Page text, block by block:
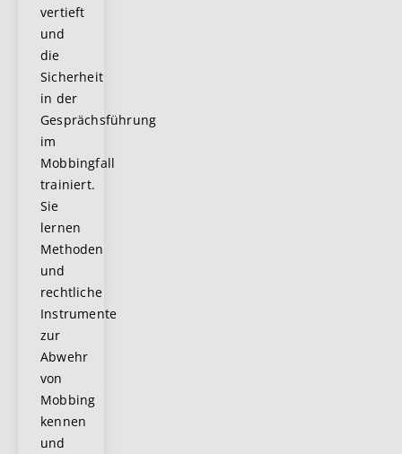
vertieft
und
die
Sicherheit
in der
Gesprächsführung
im
Mobbingfall
trainiert.
Sie
lernen
Methoden
und
rechtliche
Instrumente
zur
Abwehr
von
Mobbing
kennen
und